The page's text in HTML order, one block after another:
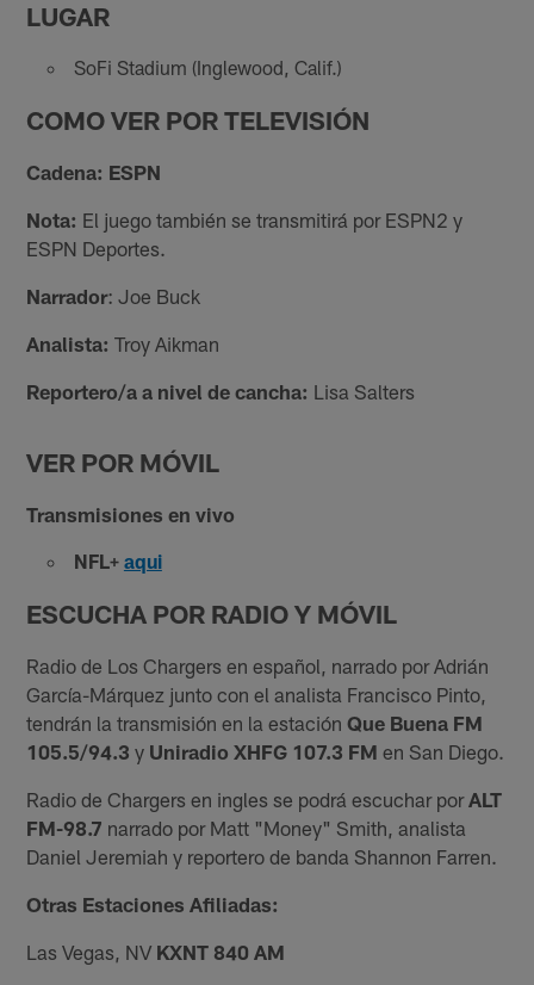
LUGAR
SoFi Stadium (Inglewood, Calif.)
COMO VER POR TELEVISIÓN
Cadena: ESPN
Nota: El juego también se transmitirá por ESPN2 y
ESPN Deportes.
Narrador: Joe Buck
Analista: Troy Aikman
Reportero/a a nivel de cancha: Lisa Salters
VER POR MÓVIL
Transmisiones en vivo
NFL+ aqui
ESCUCHA POR RADIO Y MÓVIL
Radio de Los Chargers en español, narrado por Adrián
García-Márquez junto con el analista Francisco Pinto,
tendrán la transmisión en la estaciónQue Buena FM
105.5/94.3 y Uniradio XHFG 107.3 FM en San Diego.
Radio de Chargers en ingles se podrá escuchar por ALT
FM-98.7 narrado por Matt "Money" Smith, analista
Daniel Jeremiah y reportero de banda Shannon Farren.
Otras Estaciones Afiliadas:
Las Vegas, NV KXNT 840 AM